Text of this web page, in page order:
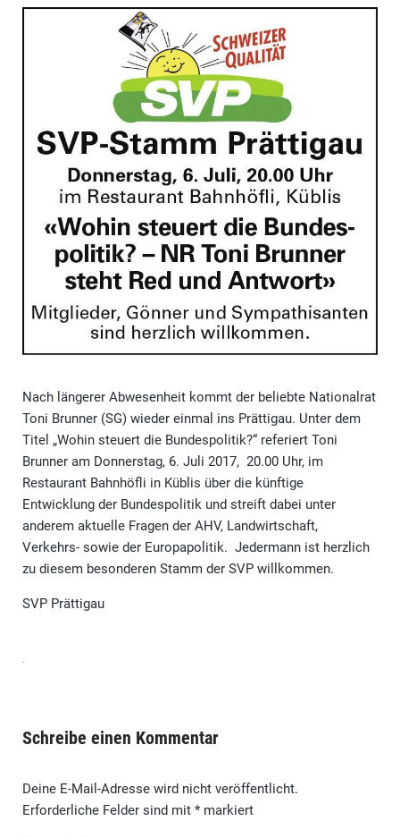
Nach längerer Abwesenheit kommt der beliebte Nationalrat
Toni Brunner (SG) wieder einmal ins Prättigau. Unter dem
Titel „Wohin steuert die Bundespolitik?“ referiert Toni
Brunner am Donnerstag, 6. Juli 2017, 20.00 Uhr, im
Restaurant Bahnhöfli in Küblis über die künftige
Entwicklung der Bundespolitik und streift dabei unter
anderem aktuelle Fragen der AHV, Landwirtschaft,
Verkehrs- sowie der Europapolitik. Jedermann ist herzlich
zu diesem besonderen Stamm der SVP willkommen.
SVP Prättigau
Schreibe einen Kommentar
Deine E-Mail-Adresse wird nicht veröffentlicht.
Erforderliche Felder sind mit *markiert